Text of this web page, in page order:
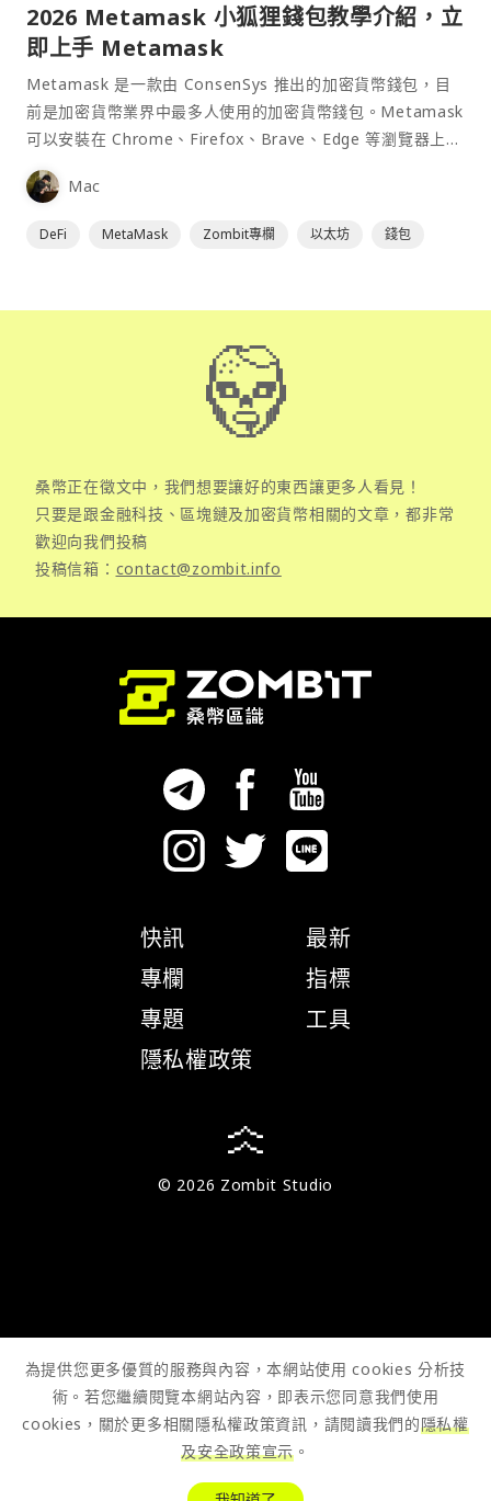
2026 Metamask 小狐狸錢包教學介紹，立
即上手 Metamask
Metamask 是一款由 ConsenSys 推出的加密貨幣錢包，目
前是加密貨幣業界中最多人使用的加密貨幣錢包。Metamask
可以安裝在 Chrome、Firefox、Brave、Edge 等瀏覽器上作
為插件使用，具備許多功能且使用上非常方便。
Mac
DeFi MetaMask Zombit專欄 以太坊 錢包
桑幣正在徵文中，我們想要讓好的東西讓更多人看見！
只要是跟金融科技、區塊鏈及加密貨幣相關的文章，都非常
歡迎向我們投稿
投稿信箱： contact@zombit.info
快訊
專欄
專題
隱私權政策
最新
指標
工具
© 2026 Zombit Studio
為提供您更多優質的服務與內容，本網站使用 cookies 分析技
術。若您繼續閱覽本網站內容，即表示您同意我們使用
cookies，關於更多相關隱私權政策資訊，請閱讀我們的隱私權
及安全政策宣示 。